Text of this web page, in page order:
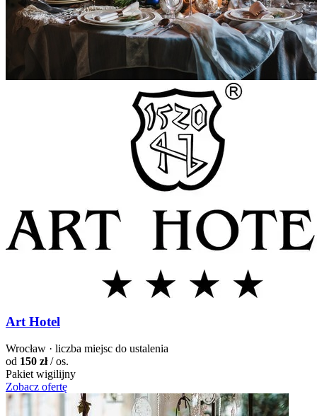
Art Hotel
Wrocław · liczba miejsc do ustalenia
od 150 zł/ os.
Pakiet wigilijny
Zobacz ofertę